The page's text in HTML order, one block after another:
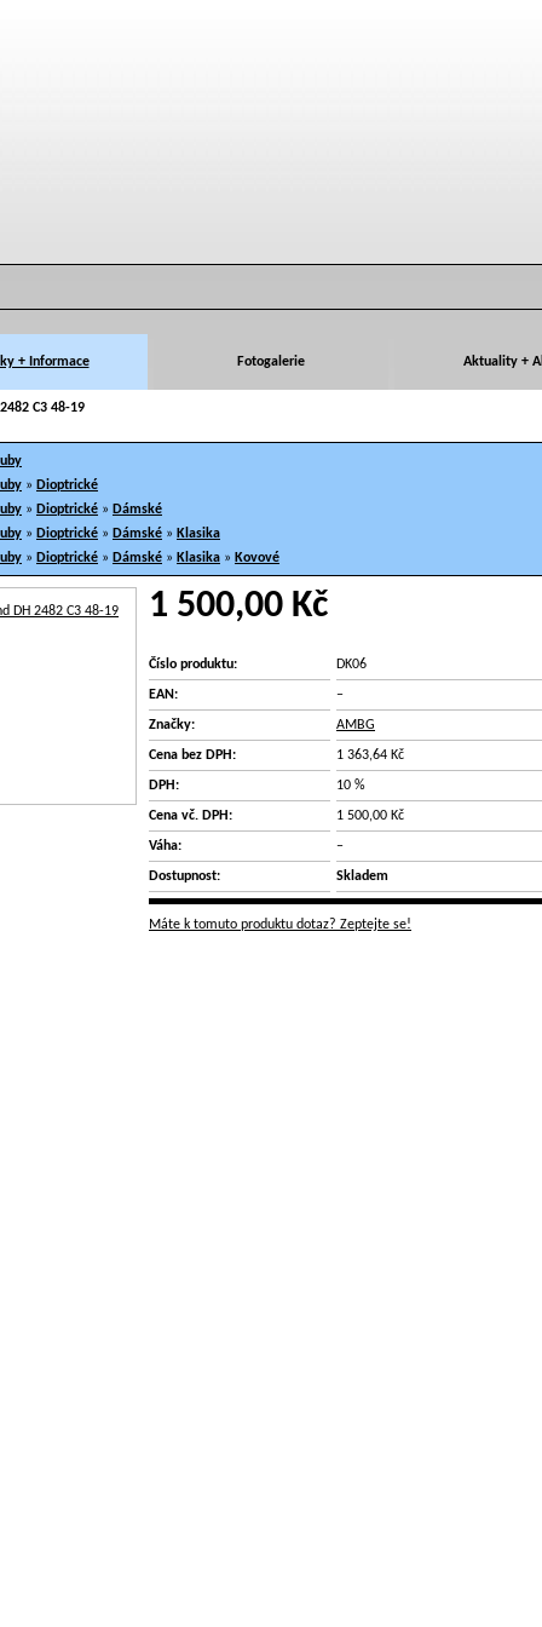
+ Informace Fotogalerie Aktuality +
C3 48-19
» Dioptrické
» Dioptrické » Dámské
» Dioptrické » Dámské » Klasika
» Dioptrické » Dámské » Klasika » Kovové
1 500,00 Kč
Číslo produktu: DK06
EAN: –
Značky: AMBG
Cena bez DPH: 1 363,64 Kč
DPH: 10 %
Cena vč. DPH: 1 500,00 Kč
Váha: –
Dostupnost: Skladem
Máte k tomuto produktu dotaz? Zeptejte se!